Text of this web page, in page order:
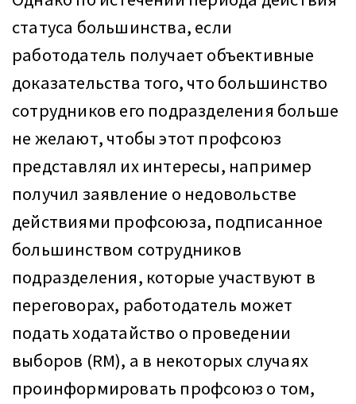
статуса большинства, если
работодатель получает объективные
доказательства того, что большинство
сотрудников его подразделения больше
не желают, чтобы этот профсоюз
представлял их интересы, например
получил заявление о недовольстве
действиями профсоюза, подписанное
большинством сотрудников
подразделения, которые участвуют в
переговорах, работодатель может
подать ходатайство о проведении
выборов (RM), а в некоторых случаях
проинформировать профсоюз о том,